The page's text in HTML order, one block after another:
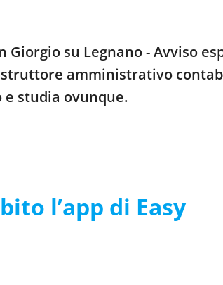
Giorgio su Legnano - Avviso
amministrativo
e studia ovunque.
l’app di Easy